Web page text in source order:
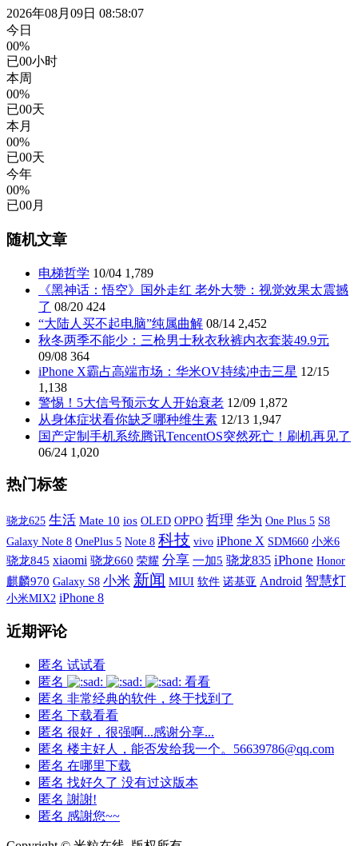
2026年08月09日 08:58:07
今日
00%
已00小时
本周
00%
已00天
本月
00%
已00天
今年
00%
已00月
随机文章
电梯哲学 10/04 1,789
《黑神话：悟空》国外走红 老外大赞：视觉效果太震撼
了 08/20 424
“大陆人买不起电脑”纯属曲解 08/14 2,452
秋冬两季不能少：三枪男士秋衣秋裤内衣套装49.9元
09/08 364
iPhone X霸占高端市场：华米OV持续冲击三星 12/15
1,138
警惕！5大信号预示女人开始衰老 12/09 1,872
从身体症状看你缺乏哪种维生素 12/13 1,947
国产定制手机系统腾讯TencentOS突然死亡！刷机再见了
06/24 1,020
热门标签
骁龙625 生活 Mate 10 ios OLED OPPO 哲理 华为 One Plus 5 S8
Galaxy Note 8 OnePlus 5 Note 8 科技 vivo iPhone X SDM660 小米6
骁龙845 xiaomi 骁龙660 荣耀 分享 一加5 骁龙835 iPhone Honor
麒麟970 Galaxy S8 小米 新闻 MIUI 软件 诺基亚 Android 智慧灯
小米MIX2 iPhone 8
近期评论
匿名 试试看
匿名
看看
匿名 非常经典的软件，终于找到了
匿名 下载看看
匿名 很好，很强啊...感谢分享...
匿名 楼主好人，能否发给我一个。56639786@qq.com
匿名 在哪里下载
匿名 找好久了 没有过这版本
匿名 謝謝!
匿名 感謝您~~